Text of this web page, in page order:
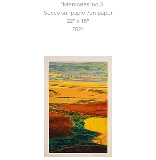
’’Memories’’no.3
Secco sur papier/on paper
22’’ x 15’’
2024